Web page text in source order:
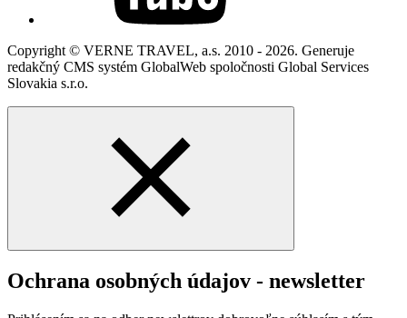
Copyright © VERNE TRAVEL, a.s. 2010 - 2026. Generuje
redakčný CMS systém GlobalWeb spoločnosti Global Services
Slovakia s.r.o.
Ochrana osobných údajov - newsletter